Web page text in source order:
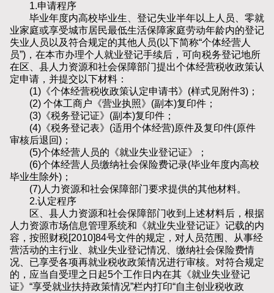
1.申请程序
毕业年度内高校毕业生、登记失业半年以上人员、零就
业家庭或享受城市居民最低生活保障家庭劳动年龄内的登记
失业人员以及符合规定的其他人员(以下简称“个体经营人
员”)，在本市办理个人就业登记手续后，可向税务登记地所
在区、县人力资源和社会保障部门提出个体经营税收政策认
定申请，并提交以下材料：
(1)《个体经营税收政策认定申请书》(样式见附件3)；
(2) 个体工商户《营业执照》(副本)复印件；
(3)《税务登记证》(副本)复印件；
(4)《税务登记表》(适用个体经营)原件及复印件(原件
审核后退回)；
(5)个体经营人员的《就业失业登记证》；
(6)个体经营人员缴纳社会保险费记录(毕业年度内高校
毕业生除外)；
(7)人力资源和社会保障部门要求提供的其他材料。
2.认定程序
区、县人力资源和社会保障部门收到上述材料后，根据
人力资源市场信息管理系统和《就业失业登记证》记载的内
容，按照财税[2010]84号文件的规定，对人员范围、从事经
营活动的主行业、就业失业登记情况、缴纳社会保险费情
况、已享受各项再就业税收政策情况进行审核。对符合规定
的，应当自受理之日起5个工作日内在其《就业失业登记
证》“享受就业扶持政策情况”栏内打印“自主创业税收政